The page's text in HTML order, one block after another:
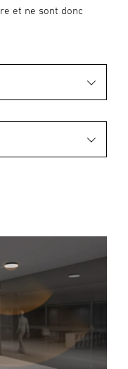
et ne sont donc